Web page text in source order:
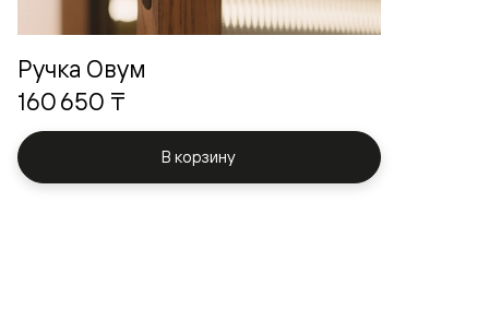
Ручка Овум
160 650 ₸
В корзину